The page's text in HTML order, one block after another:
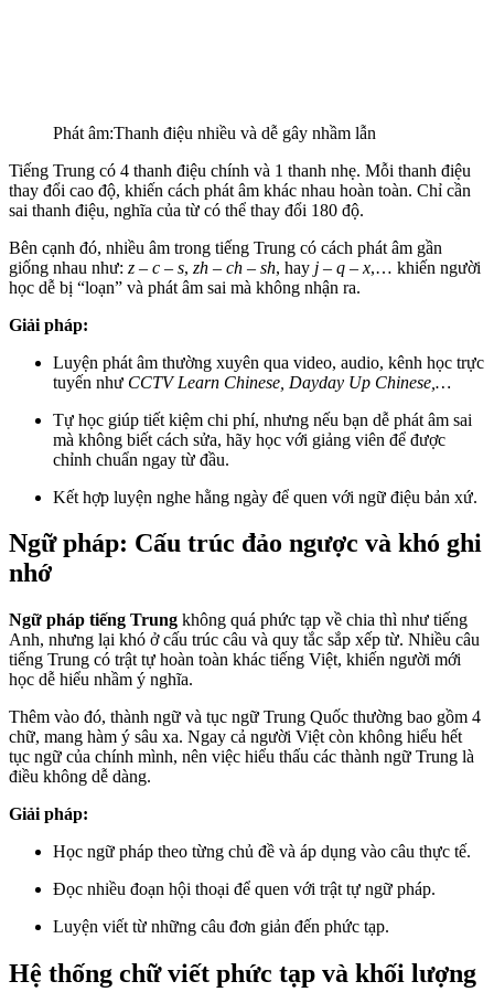
Phát âm:Thanh điệu nhiều và dễ gây nhầm lẫn
Tiếng Trung có 4 thanh điệu chính và 1 thanh nhẹ. Mỗi thanh điệu
thay đổi cao độ, khiến cách phát âm khác nhau hoàn toàn. Chỉ cần
sai thanh điệu, nghĩa của từ có thể thay đổi 180 độ.
Bên cạnh đó, nhiều âm trong tiếng Trung có cách phát âm gần
giống nhau như: z – c – s, zh – ch – sh, hay j – q – x,… khiến người
học dễ bị “loạn” và phát âm sai mà không nhận ra.
Giải pháp:
Luyện phát âm thường xuyên qua video, audio, kênh học trực
tuyến như CCTV Learn Chinese, Dayday Up Chinese,…
Tự học giúp tiết kiệm chi phí, nhưng nếu bạn dễ phát âm sai
mà không biết cách sửa, hãy học với giảng viên để được
chỉnh chuẩn ngay từ đầu.
Kết hợp luyện nghe hằng ngày để quen với ngữ điệu bản xứ.
Ngữ pháp: Cấu trúc đảo ngược và khó ghi
nhớ
Ngữ pháp tiếng Trung không quá phức tạp về chia thì như tiếng
Anh, nhưng lại khó ở cấu trúc câu và quy tắc sắp xếp từ. Nhiều câu
tiếng Trung có trật tự hoàn toàn khác tiếng Việt, khiến người mới
học dễ hiểu nhầm ý nghĩa.
Thêm vào đó, thành ngữ và tục ngữ Trung Quốc thường bao gồm 4
chữ, mang hàm ý sâu xa. Ngay cả người Việt còn không hiểu hết
tục ngữ của chính mình, nên việc hiểu thấu các thành ngữ Trung là
điều không dễ dàng.
Giải pháp:
Học ngữ pháp theo từng chủ đề và áp dụng vào câu thực tế.
Đọc nhiều đoạn hội thoại để quen với trật tự ngữ pháp.
Luyện viết từ những câu đơn giản đến phức tạp.
Hệ thống chữ viết phức tạp và khối lượng